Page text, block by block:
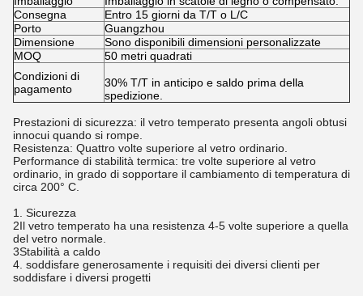
Consegna
Entro 15 giorni da T/T o L/C
Porto
Guangzhou
Dimensione
Sono disponibili dimensioni personalizzate
MOQ
50 metri quadrati
Condizioni di
pagamento
30% T/T in anticipo e saldo prima della
spedizione.
Prestazioni di sicurezza: il vetro temperato presenta angoli obtusi
innocui quando si rompe.
Resistenza: Quattro volte superiore al vetro ordinario.
Performance di stabilità termica: tre volte superiore al vetro
ordinario, in grado di sopportare il cambiamento di temperatura di
circa 200° C.
1. Sicurezza
2Il vetro temperato ha una resistenza 4-5 volte superiore a quella
del vetro normale.
3Stabilità a caldo
4. soddisfare generosamente i requisiti dei diversi clienti per
soddisfare i diversi progetti